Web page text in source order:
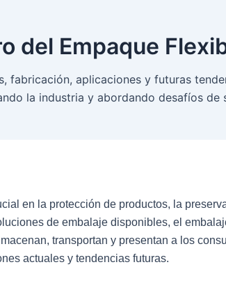
del Empaque
aplicaciones y futuras
la industria y abordando desafíos de
en la protección de productos, la
de embalaje disponibles, el
transportan y presentan a los
actuales y tendencias futuras.